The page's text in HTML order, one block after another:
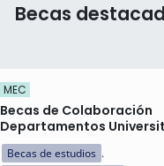
Becas
MEC
Becas de Colaboración
Departamentos
Becas de estudios